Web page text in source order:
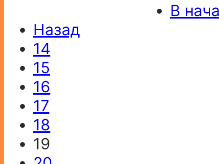
В
Назад
14
15
16
17
18
19